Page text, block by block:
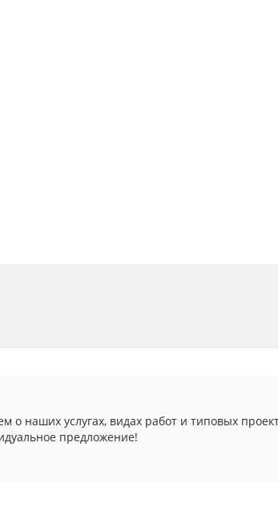
о наших услугах, видах работ и типовых
предложение!